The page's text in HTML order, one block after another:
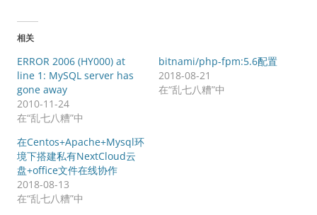
相关
ERROR 2006 (HY000) at
line 1: MySQL server has
gone away
2010-11-24
在“乱七八糟”中
bitnami/php-fpm:5.6配置
2018-08-21
在“乱七八糟”中
在Centos+Apache+Mysql环
境下搭建私有NextCloud云
盘+office文件在线协作
2018-08-13
在“乱七八糟”中